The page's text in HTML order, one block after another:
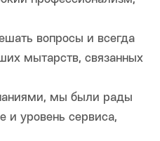
вопросы и всегда
мытарств, связанных
мы были рады
и уровень сервиса,